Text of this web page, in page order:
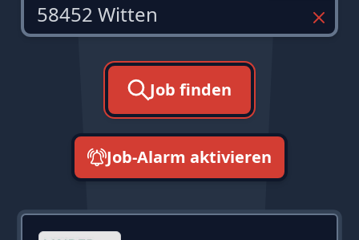
Job finden
Job-Alarm aktivieren